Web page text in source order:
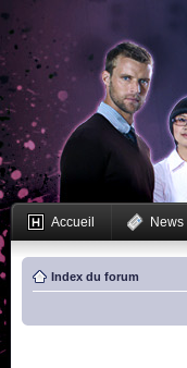
Accueil News
Index du forum